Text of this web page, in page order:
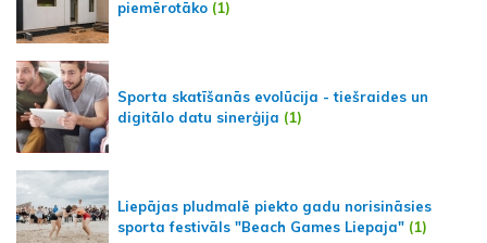
piemērotāko (1)
Sporta skatīšanās evolūcija - tiešraides un
digitālo datu sinerģija (1)
Liepājas pludmalē piekto gadu norisināsies
sporta festivāls "Beach Games Liepaja" (1)